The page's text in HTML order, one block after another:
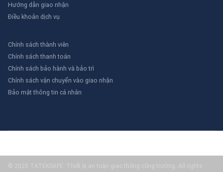
Hướng dẫn giao nhận
Điều khoản dịch vụ
Chính sách thành viên
Chính sách thanh toán
Chính sách bảo hành và bảo trì
Chính sách vận chuyển vào giao nhận
Bảo mật thông tin cá nhân
© 2025 TATEKSAFE: Thiết bị an toàn giao thông công trường. All rights